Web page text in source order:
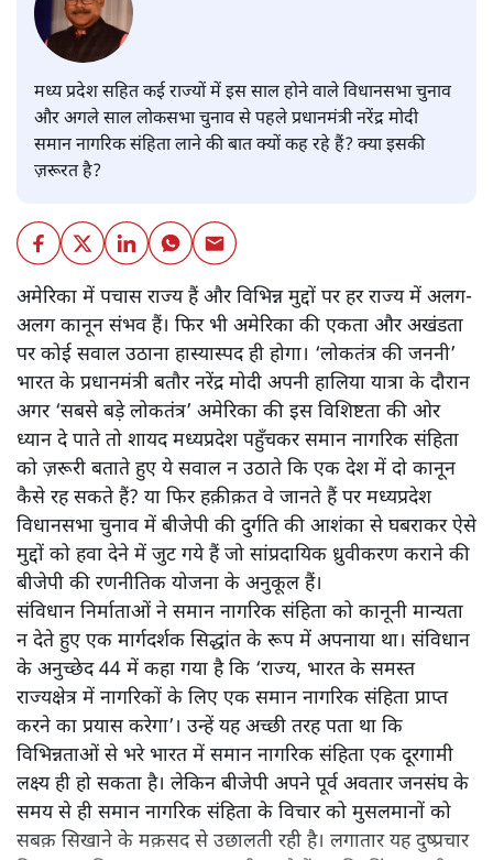
मध्य प्रदेश सहित कई राज्यों में इस साल होने वाले विधानसभा चुनाव
और अगले साल लोकसभा चुनाव से पहले प्रधानमंत्री नरेंद्र मोदी
समान नागरिक संहिता लाने की बात क्यों कह रहे हैं? क्या इसकी
ज़रूरत है?
अमेरिका में पचास राज्य हैं और विभिन्न मुद्दों पर हर राज्य में अलग-
अलग कानून संभव हैं। फिर भी अमेरिका की एकता और अखंडता
पर कोई सवाल उठाना हास्यास्पद ही होगा। ‘लोकतंत्र की जननी’
भारत के प्रधानमंत्री बतौर नरेंद्र मोदी अपनी हालिया यात्रा के दौरान
अगर ‘सबसे बड़े लोकतंत्र’ अमेरिका की इस विशिष्टता की ओर
ध्यान दे पाते तो शायद मध्यप्रदेश पहुँचकर समान नागरिक संहिता
को ज़रूरी बताते हुए ये सवाल न उठाते कि एक देश में दो कानून
कैसे रह सकते हैं? या फिर हक़ीक़त वे जानते हैं पर मध्यप्रदेश
विधानसभा चुनाव में बीजेपी की दुर्गति की आशंका से घबराकर ऐसे
मुद्दों को हवा देने में जुट गये हैं जो सांप्रदायिक ध्रुवीकरण कराने की
बीजेपी की रणनीतिक योजना के अनुकूल हैं।
संविधान निर्माताओं ने समान नागरिक संहिता को कानूनी मान्यता
न देते हुए एक मार्गदर्शक सिद्धांत के रूप में अपनाया था। संविधान
के अनुच्छेद 44 में कहा गया है कि ‘राज्य, भारत के समस्त
राज्यक्षेत्र में नागरिकों के लिए एक समान नागरिक संहिता प्राप्त
करने का प्रयास करेगा’। उन्हें यह अच्छी तरह पता था कि
विभिन्नताओं से भरे भारत में समान नागरिक संहिता एक दूरगामी
लक्ष्य ही हो सकता है। लेकिन बीजेपी अपने पूर्व अवतार जनसंघ के
समय से ही समान नागरिक संहिता के विचार को मुसलमानों को
सबक़ सिखाने के मक़सद से उछालती रही है। लगातार यह दुष्प्रचार